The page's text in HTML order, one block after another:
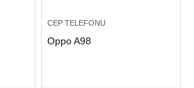
CEP TELEFONU
Oppo A98